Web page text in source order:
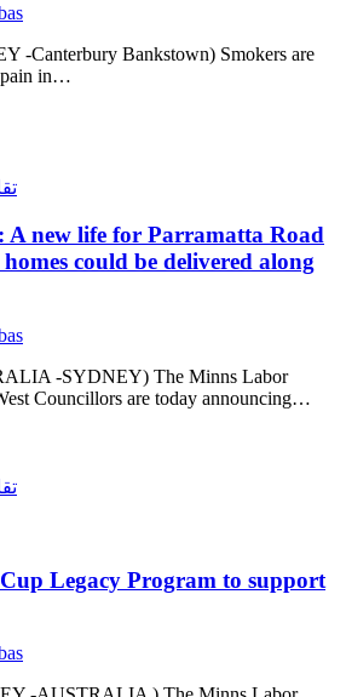
-Canterbury Bankstown) Smokers are
in…
A new life for Parramatta Road
could be delivered along
-SYDNEY) The Minns Labor
Councillors are today announcing…
Legacy Program to support